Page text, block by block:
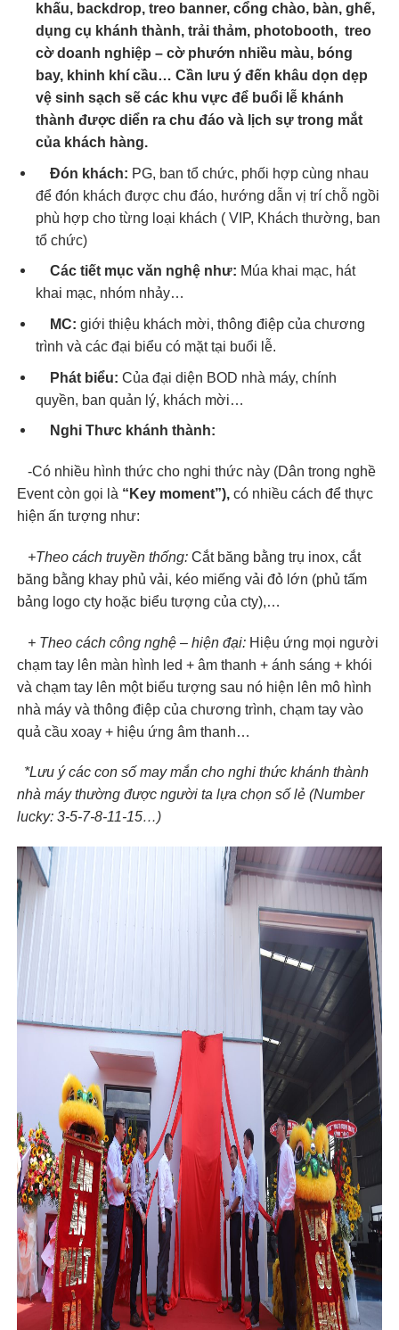
khấu, backdrop, treo banner, cổng chào, bàn, ghế,
dụng cụ khánh thành, trải thảm, photobooth, treo
cờ doanh nghiệp – cờ phướn nhiều màu, bóng
bay, khinh khí cầu… Cần lưu ý đến khâu dọn dẹp
vệ sinh sạch sẽ các khu vực để buổi lễ khánh
thành được diển ra chu đáo và lịch sự trong mắt
của khách hàng.
Đón khách: PG, ban tổ chức, phối hợp cùng nhau
để đón khách được chu đáo, hướng dẫn vị trí chỗ ngồi
phù hợp cho từng loại khách ( VIP, Khách thường, ban
tổ chức)
Các tiết mục văn nghệ như: Múa khai mạc, hát
khai mạc, nhóm nhảy…
MC: giới thiệu khách mời, thông điệp của chương
trình và các đại biểu có mặt tại buổi lễ.
Phát biểu: Của đại diện BOD nhà máy, chính
quyền, ban quản lý, khách mời…
Nghi Thưc khánh thành:
-Có nhiều hình thức cho nghi thức này (Dân trong nghề
Event còn gọi là “Key moment”),có nhiều cách để thực
hiện ấn tượng như:
+Theo cách truyền thống: Cắt băng bằng trụ inox, cắt
băng bằng khay phủ vải, kéo miếng vải đỏ lớn (phủ tấm
bảng logo cty hoặc biểu tượng của cty),…
+ Theo cách công nghệ – hiện đại: Hiệu ứng mọi người
chạm tay lên màn hình led + âm thanh + ánh sáng + khói
và chạm tay lên một biểu tượng sau nó hiện lên mô hình
nhà máy và thông điệp của chương trình,chạm tay vào
quả cầu xoay + hiệu ứng âm thanh…
*Lưu ý các con số may mắn cho nghi thức khánh thành
nhà máy thường được người ta lựa chọn số lẻ (Number
lucky: 3-5-7-8-11-15…)